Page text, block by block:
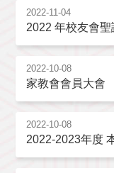
2022-11-04
2022 年校友會聖
2022-10-08
家教會會員大會
2022-10-08
2022-2023年度